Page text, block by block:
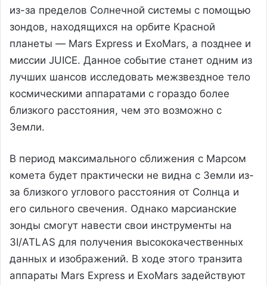
из-за пределов Солнечной системы с помощью
зондов, находящихся на орбите Красной
планеты — Mars Express и ExoMars, а позднее и
миссии JUICE. Данное событие станет одним из
лучших шансов исследовать межзвездное тело
космическими аппаратами с гораздо более
близкого расстояния, чем это возможно с
Земли.
В период максимального сближения с Марсом
комета будет практически не видна с Земли из-
за близкого углового расстояния от Солнца и
его сильного свечения. Однако марсианские
зонды смогут навести свои инструменты на
3I/ATLAS для получения высококачественных
данных и изображений. В ходе этого транзита
аппараты Mars Express и ExoMars задействуют